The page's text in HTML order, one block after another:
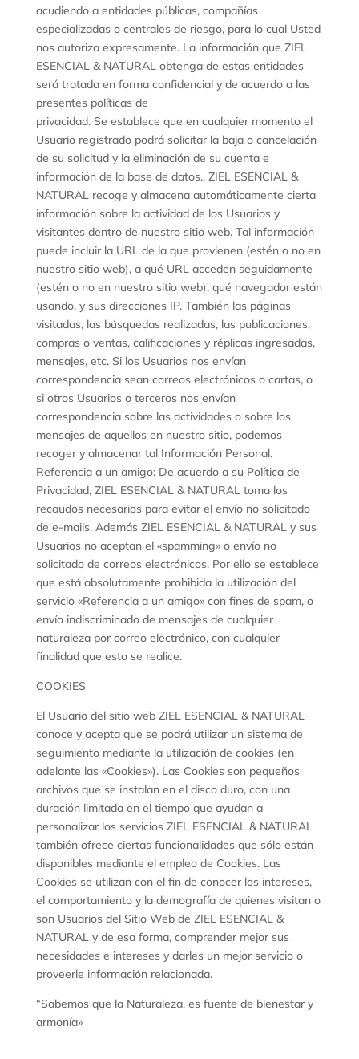
acudiendo a entidades públicas, compañías
especializadas o centrales de riesgo, para lo cual Usted
nos autoriza expresamente. La información que ZIEL
ESENCIAL & NATURAL obtenga de estas entidades
será tratada en forma confidencial y de acuerdo a las
presentes políticas de
privacidad. Se establece que en cualquier momento el
Usuario registrado podrá solicitar la baja o cancelación
de su solicitud y la eliminación de su cuenta e
información de la base de datos.. ZIEL ESENCIAL &
NATURAL recoge y almacena automáticamente cierta
información sobre la actividad de los Usuarios y
visitantes dentro de nuestro sitio web. Tal información
puede incluir la URL de la que provienen (estén o no en
nuestro sitio web), a qué URL acceden seguidamente
(estén o no en nuestro sitio web), qué navegador están
usando, y sus direcciones IP. También las páginas
visitadas, las búsquedas realizadas, las publicaciones,
compras o ventas, calificaciones y réplicas ingresadas,
mensajes, etc. Si los Usuarios nos envían
correspondencia sean correos electrónicos o cartas, o
si otros Usuarios o terceros nos envían
correspondencia sobre las actividades o sobre los
mensajes de aquellos en nuestro sitio, podemos
recoger y almacenar tal Información Personal.
Referencia a un amigo: De acuerdo a su Política de
Privacidad, ZIEL ESENCIAL & NATURAL toma los
recaudos necesarios para evitar el envío no solicitado
de e-mails. Además ZIEL ESENCIAL & NATURAL y sus
Usuarios no aceptan el «spamming» o envío no
solicitado de correos electrónicos. Por ello se establece
que está absolutamente prohibida la utilización del
servicio «Referencia a un amigo» con fines de spam, o
envío indiscriminado de mensajes de cualquier
naturaleza por correo electrónico, con cualquier
finalidad que esto se realice.
COOKIES
El Usuario del sitio web ZIEL ESENCIAL & NATURAL
conoce y acepta que se podrá utilizar un sistema de
seguimiento mediante la utilización de cookies (en
adelante las «Cookies»). Las Cookies son pequeños
archivos que se instalan en el disco duro, con una
duración limitada en el tiempo que ayudan a
personalizar los servicios ZIEL ESENCIAL & NATURAL
también ofrece ciertas funcionalidades que sólo están
disponibles mediante el empleo de Cookies. Las
Cookies se utilizan con el fin de conocer los intereses,
el comportamiento y la demografía de quienes visitan o
son Usuarios del Sitio Web de ZIEL ESENCIAL &
NATURAL y de esa forma, comprender mejor sus
necesidades e intereses y darles un mejor servicio o
proveerle información relacionada.
“Sabemos que la Naturaleza, es fuente de bienestar y
armonía»